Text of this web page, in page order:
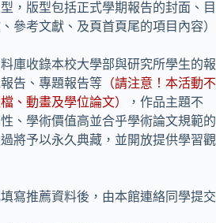
，版型包括正式學期報告的封面、目
參考文獻、及頁首頁尾的項目內容）
庫收錄本校大學部與研究所學生的報
告、專題報告等 （請注意！本活動不
、動畫及學位論文）
，作品主題不
、學術價值高並合乎學術論文規範的
將予以永久典藏，並開放提供學習觀
寫推薦資料後，由本館連絡同學提交